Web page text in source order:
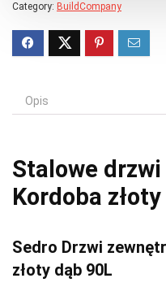
Category: BuildCompany
Opis
Stalowe
Kordoba
Sedro Drzwi
złoty dąb 90L